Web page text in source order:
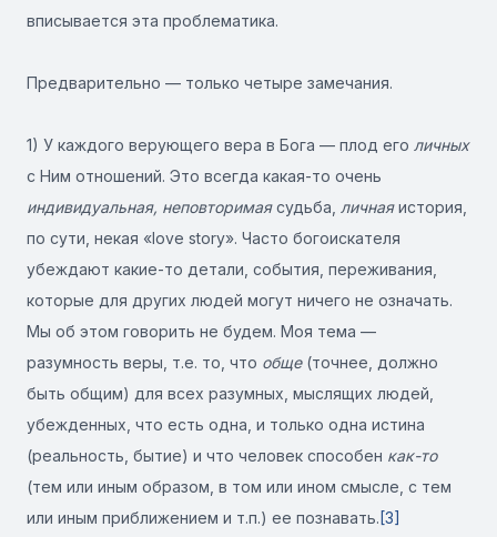
вписывается эта проблематика.
Предварительно — только четыре замечания.
1) У каждого верующего вера в Бога — плод его личных
с Ним отношений. Это всегда какая-то очень
индивидуальная, неповторимаясудьба, личнаяистория,
по сути, некая «love story». Часто богоискателя
убеждают какие-то детали, события, переживания,
которые для других людей могут ничего не означать.
Мы об этом говорить не будем. Моя тема —
разумность веры, т.е. то, что обще(точнее, должно
быть общим) для всех разумных, мыслящих людей,
убежденных, что есть одна, и только одна истина
(реальность, бытие) и что человек способен как-то
(тем или иным образом, в том или ином смысле, с тем
или иным приближением и т.п.) ее познавать. [3]